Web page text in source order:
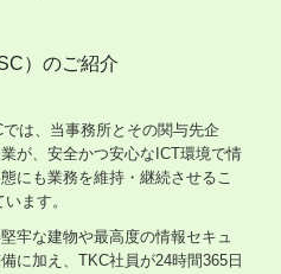
）のご紹介
は、当事務所とその関与先企
が、安全かつ安心なICT環境で情
にも業務を維持・継続させるこ
ます。
牢な建物や最高度の情報セキュ
に加え、TKC社員が24時間365日